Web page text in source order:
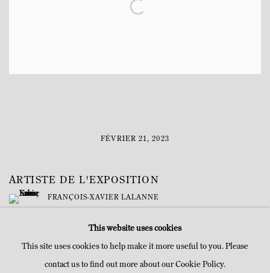
FÉVRIER 21, 2023
ARTISTE DE L'EXPOSITION
FRANÇOIS-XAVIER LALANNE
This website uses cookies
This site uses cookies to help make it more useful to you. Please
contact us to find out more about our Cookie Policy.